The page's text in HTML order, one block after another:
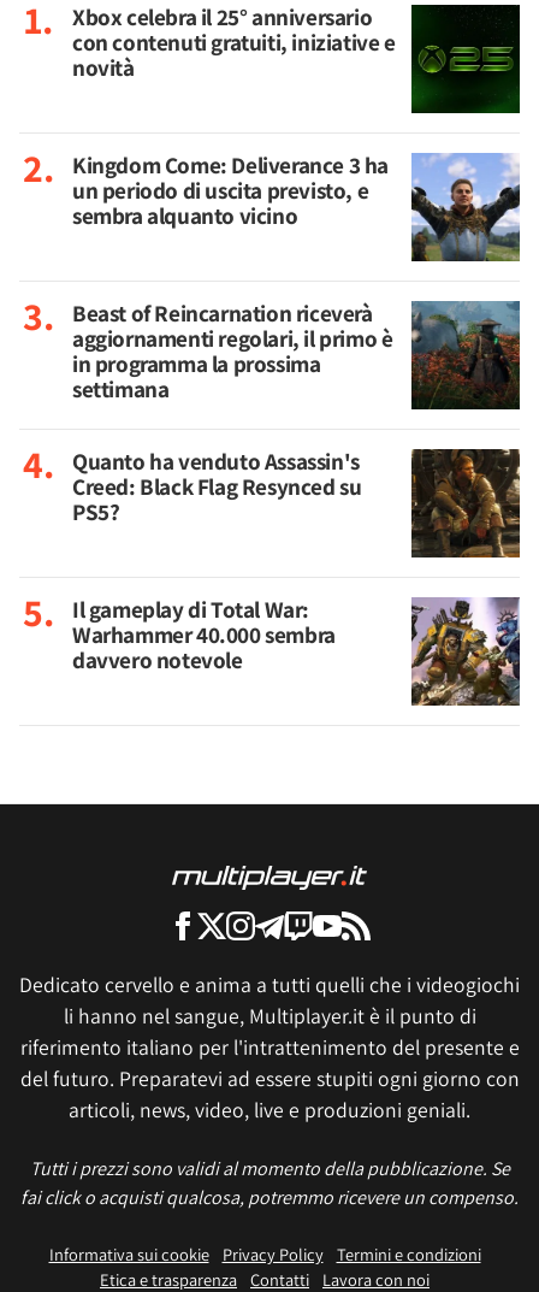
Xbox celebra il 25° anniversario
con contenuti gratuiti, iniziative e
novità
Kingdom Come: Deliverance 3 ha
un periodo di uscita previsto, e
sembra alquanto vicino
Beast of Reincarnation riceverà
aggiornamenti regolari, il primo è
in programma la prossima
settimana
Quanto ha venduto Assassin's
Creed: Black Flag Resynced su
PS5?
Il gameplay di Total War:
Warhammer 40.000 sembra
davvero notevole
Dedicato cervello e anima a tutti quelli che i videogiochi
li hanno nel sangue, Multiplayer.it è il punto di
riferimento italiano per l'intrattenimento del presente e
del futuro. Preparatevi ad essere stupiti ogni giorno con
articoli, news, video, live e produzioni geniali.
Tutti i prezzi sono validi al momento della pubblicazione. Se
fai click o acquisti qualcosa, potremmo ricevere un compenso.
Informativa sui cookie Privacy Policy
Termini e condizioni
Etica e trasparenza Contatti Lavora con noi